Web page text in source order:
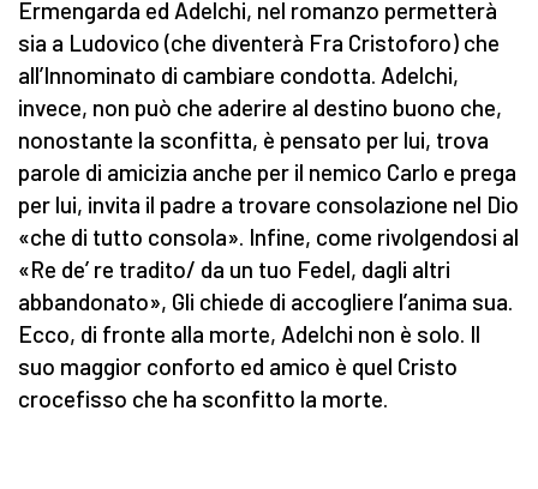
Ermengarda ed Adelchi, nel romanzo permetterà
sia a Ludovico (che diventerà Fra Cristoforo) che
all’Innominato di cambiare condotta. Adelchi,
invece, non può che aderire al destino buono che,
nonostante la sconfitta, è pensato per lui, trova
parole di amicizia anche per il nemico Carlo e prega
per lui, invita il padre a trovare consolazione nel Dio
«che di tutto consola». Infine, come rivolgendosi al
«Re de’ re tradito/ da un tuo Fedel, dagli altri
abbandonato», Gli chiede di accogliere l’anima sua.
Ecco, di fronte alla morte, Adelchi non è solo. Il
suo maggior conforto ed amico è quel Cristo
crocefisso che ha sconfitto la morte.